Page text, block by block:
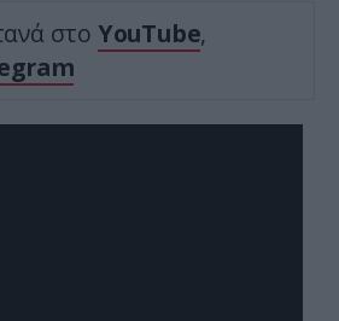
στο YouTube,